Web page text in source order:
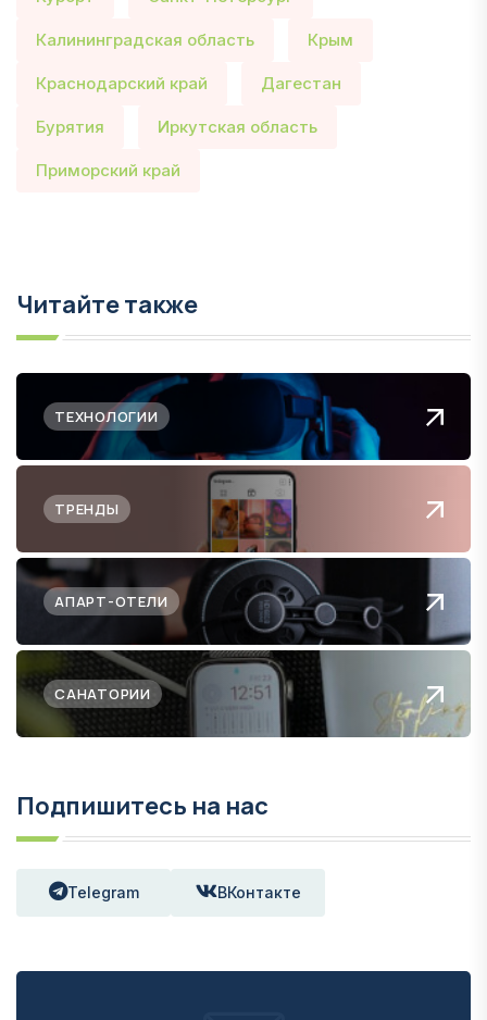
Калининградская область Крым
Краснодарский край Дагестан
Бурятия Иркутская область
Приморский край
Читайте также
ТЕХНОЛОГИИ
ТРЕНДЫ
АПАРТ-ОТЕЛИ
САНАТОРИИ
Подпишитесь на нас
Telegram ВКонтакте